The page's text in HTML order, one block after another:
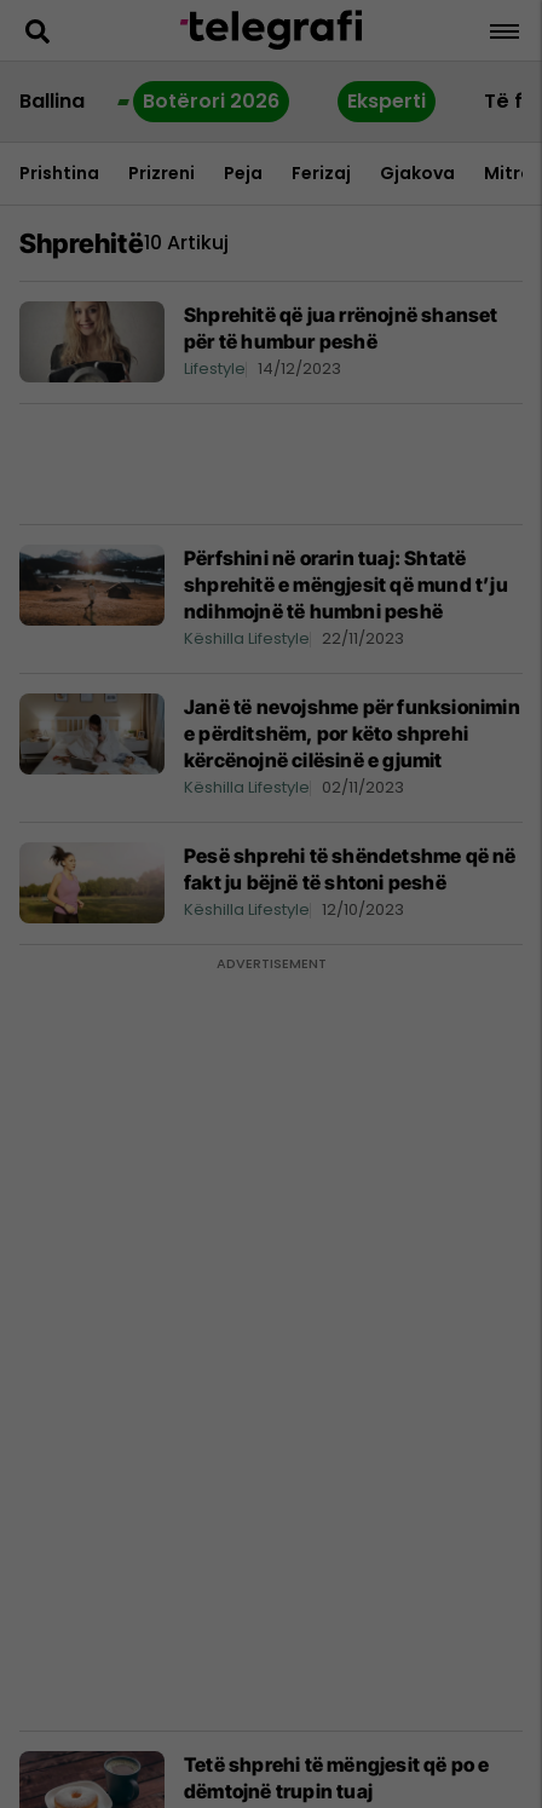
Ballina Botërori 2026 Eksperti Të
Prishtina Prizreni Peja Ferizaj Gjakova
Shprehitë10 Artikuj
Shprehitë që jua rrënojnë shanset
për të humbur peshë
Lifestyle 14/12/2023
Përfshini në orarin tuaj: Shtatë
shprehitë e mëngjesit që mund t’ju
ndihmojnë të humbni peshë
Këshilla Lifestyle 22/11/2023
Janë të nevojshme për funksionimin
e përditshëm, por këto shprehi
kërcënojnë cilësinë e gjumit
Këshilla Lifestyle 02/11/2023
Pesë shprehi të shëndetshme që në
fakt ju bëjnë të shtoni peshë
Këshilla Lifestyle 12/10/2023
Tetë shprehi të mëngjesit që po e
dëmtojnë trupin tuaj